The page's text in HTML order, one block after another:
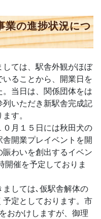
の進捗状況につ
ては、駅舎外観がほぼ
ることから、開業日を
当日は、関係団体をは
いただき新駅舎完成記
す。
月１５日には秋田犬の
開業プレイベントを開
わいを創出するイベン
開催を予定しておりま
しては､仮駅舎解体の
定としております。市
おかけしますが、御理